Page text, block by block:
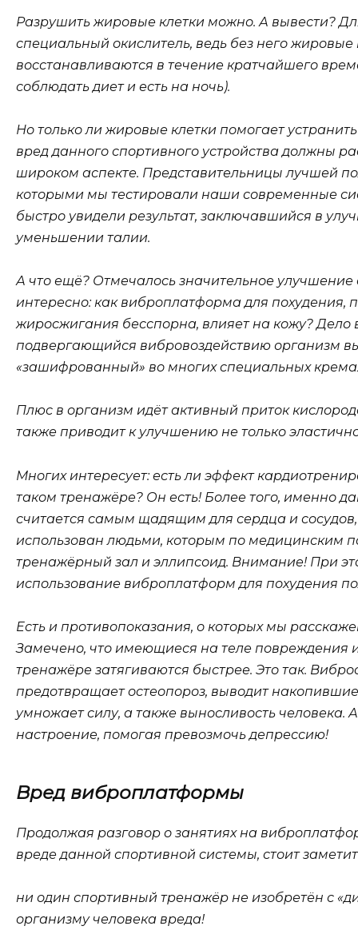
Разрушить жировые клетки можно. А вывести?
специальный окислитель, ведь без него жировые
восстанавливаются в течение кратчайшего
соблюдать диет и есть на ночь).
Но только ли жировые клетки помогает
вред данного спортивного устройства должны
широком аспекте. Представительницы лучшей
которыми мы тестировали наши современные
быстро увидели результат, заключавшийся в
уменьшении талии.
А что ещё? Отмечалось значительное улучшение
интересно: как виброплатформа для похудения,
жиросжигания бесспорна, влияет на кожу? Дело
подвергающийся вибровоздействию организм
«зашифрованный» во многих специальных
Плюс в организм идёт активный приток
также приводит к улучшению не только
Многих интересует: есть ли эффект
таком тренажёре? Он есть! Более того, именно
считается самым щадящим для сердца и
использован людьми, которым по медицинским
тренажёрный зал и эллипсоид. Внимание! При
использование виброплатформ для похудения
Есть и противопоказания, о которых мы
Замечено, что имеющиеся на теле повреждения
тренажёре затягиваются быстрее. Это так.
предотвращает остеопороз, выводит
умножает силу, а также выносливость человека.
настроение, помогая превозмочь депрессию!
Вред виброплатформы
Продолжая разговор о занятиях на
вреде данной спортивной системы, стоит
ни один спортивный тренажёр не изобретён с
организму человека вреда!